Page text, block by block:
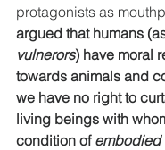
protagonists as
argued that humans
vulnerors) have moral
towards animals and
we have no right to
living beings with
condition of embodied